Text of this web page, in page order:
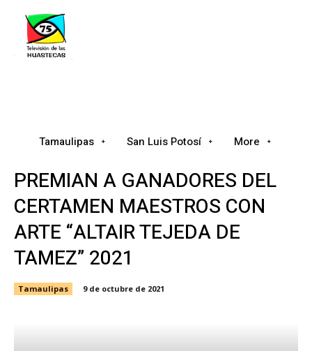
Tamaulipas San Luis Potosí More
PREMIAN A GANADORES DEL
CERTAMEN MAESTROS CON
ARTE “ALTAIR TEJEDA DE
TAMEZ” 2021
Tamaulipas 9 de octubre de 2021